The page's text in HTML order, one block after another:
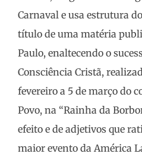
Carnaval e usa estrutura
título de uma matéria
Paulo, enaltecendo o
Consciência Cristã,
fevereiro a 5 de março do
Povo, na “Rainha da
efeito e de adjetivos que
maior evento da América